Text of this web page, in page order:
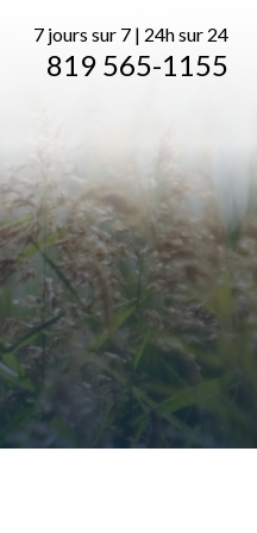
7 jours sur 7 | 24h sur 24
819 565-1155